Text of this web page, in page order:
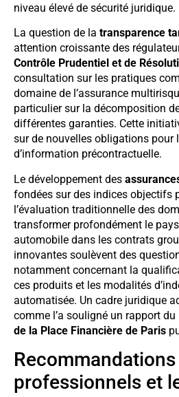
niveau élevé de sécurité juridique.
La question de la transparence
attention croissante des
Contrôle Prudentiel et de
consultation sur les pratiques
domaine de l’assurance
particulier sur la décomposition
différentes garanties. Cette
sur de nouvelles obligations pour
d’information précontractuelle.
Le développement des
fondées sur des indices objectifs
l’évaluation traditionnelle des
transformer profondément le
automobile dans les contrats
innovantes soulèvent des
notamment concernant la
ces produits et les modalités
automatisée. Un cadre juridique
comme l’a souligné un rapport du
de la Place Financière de Paris
professionnels et